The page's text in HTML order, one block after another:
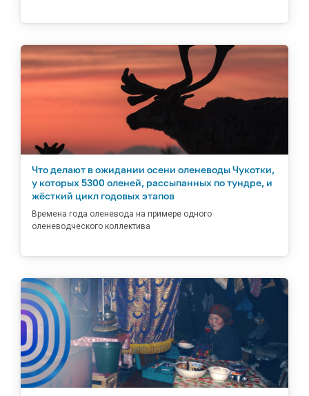
Что делают в ожидании осени оленеводы Чукотки,
у которых 5300 оленей, рассыпанных по тундре, и
жёсткий цикл годовых этапов
Времена года оленевода на примере одного
оленеводческого коллектива